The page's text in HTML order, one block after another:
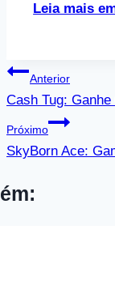
Leia mais
Navegação
de
Post
Anterior
Cash Tug:
Próximo
SkyBorn Ace: